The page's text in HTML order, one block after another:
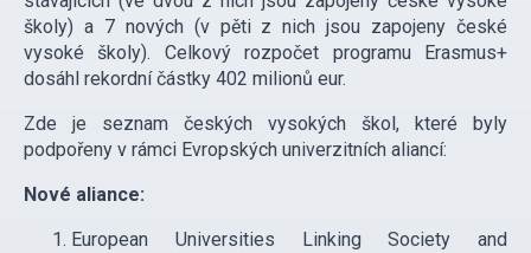
školy) a 7 nových (v pěti z nich jsou zapojeny české
vysoké školy). Celkový rozpočet programu Erasmus+
dosáhl rekordní částky 402 milionů eur.
Zde je seznam českých vysokých škol, které byly
podpořeny v rámci Evropských univerzitních aliancí:
Nové aliance:
European Universities Linking Society and